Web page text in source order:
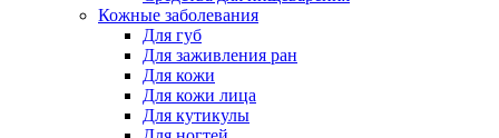
Кожные заболевания
Для губ
Для заживления ран
Для кожи
Для кожи лица
Для кутикулы